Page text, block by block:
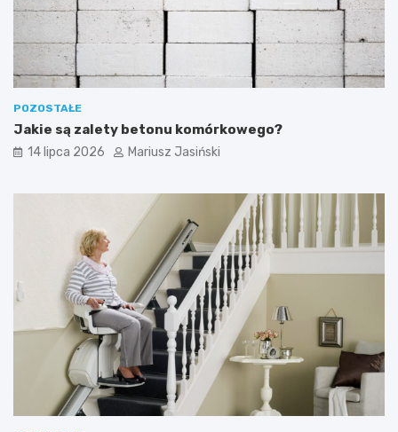
POZOSTAŁE
Jakie są zalety betonu komórkowego?
14 lipca 2026 Mariusz Jasiński